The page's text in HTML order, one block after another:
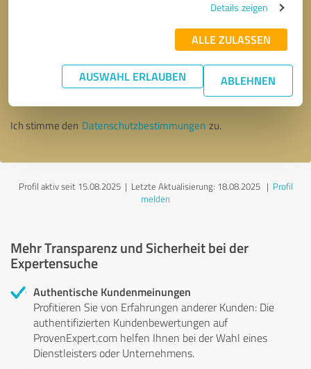
Details zeigen
ALLE ZULASSEN
AUSWAHL ERLAUBEN ABLEHNEN
* Erforderliche Angaben
Nachricht senden
Ich stimme den Datenschutzbestimmungen zu.
Profil aktiv seit 15.08.2025 | Letzte Aktualisierung: 18.08.2025| Profil
melden
Mehr Transparenz und Sicherheit bei der
Expertensuche
Authentische Kundenmeinungen
Profitieren Sie von Erfahrungen anderer Kunden: Die
authentifizierten Kundenbewertungen auf
ProvenExpert.com helfen Ihnen bei der Wahl eines
Dienstleisters oder Unternehmens.